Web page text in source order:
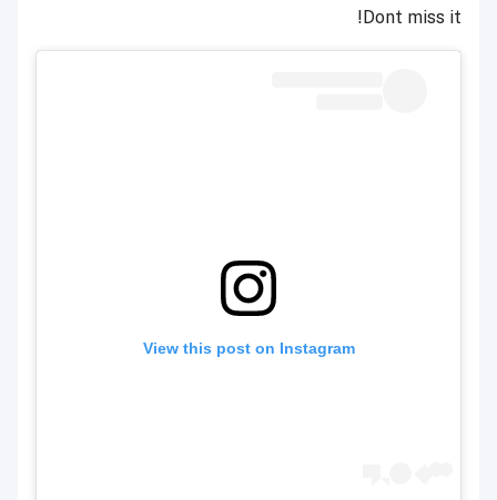
Dont miss it!
View this post on Instagram